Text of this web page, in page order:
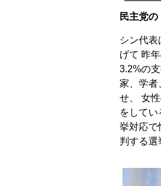
民主党
シン代
げて 昨
3.2%の
家、学者
せ、 女
をして
挙対応で
判する選